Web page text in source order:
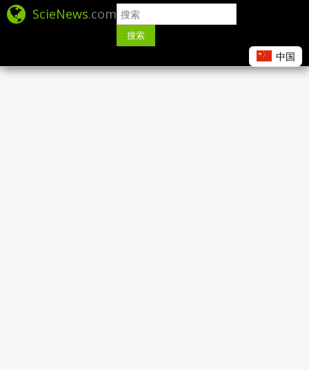
ScieNews.com
搜索
中国